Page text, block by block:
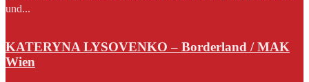
und...
KATERYNA LYSOVENKO – Borderland / MAK
Wien